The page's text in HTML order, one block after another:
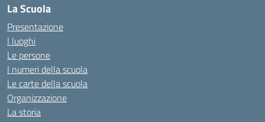
La Scuola
Presentazione
I luoghi
Le persone
I numeri della scuola
Le carte della scuola
Organizzazione
La storia